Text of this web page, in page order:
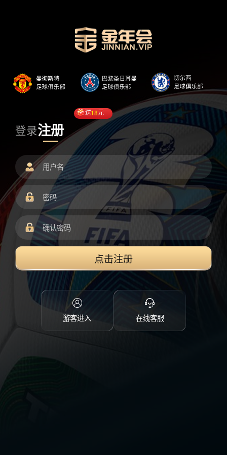
登录注册
送18元
点击注册
游客进入 在线客服